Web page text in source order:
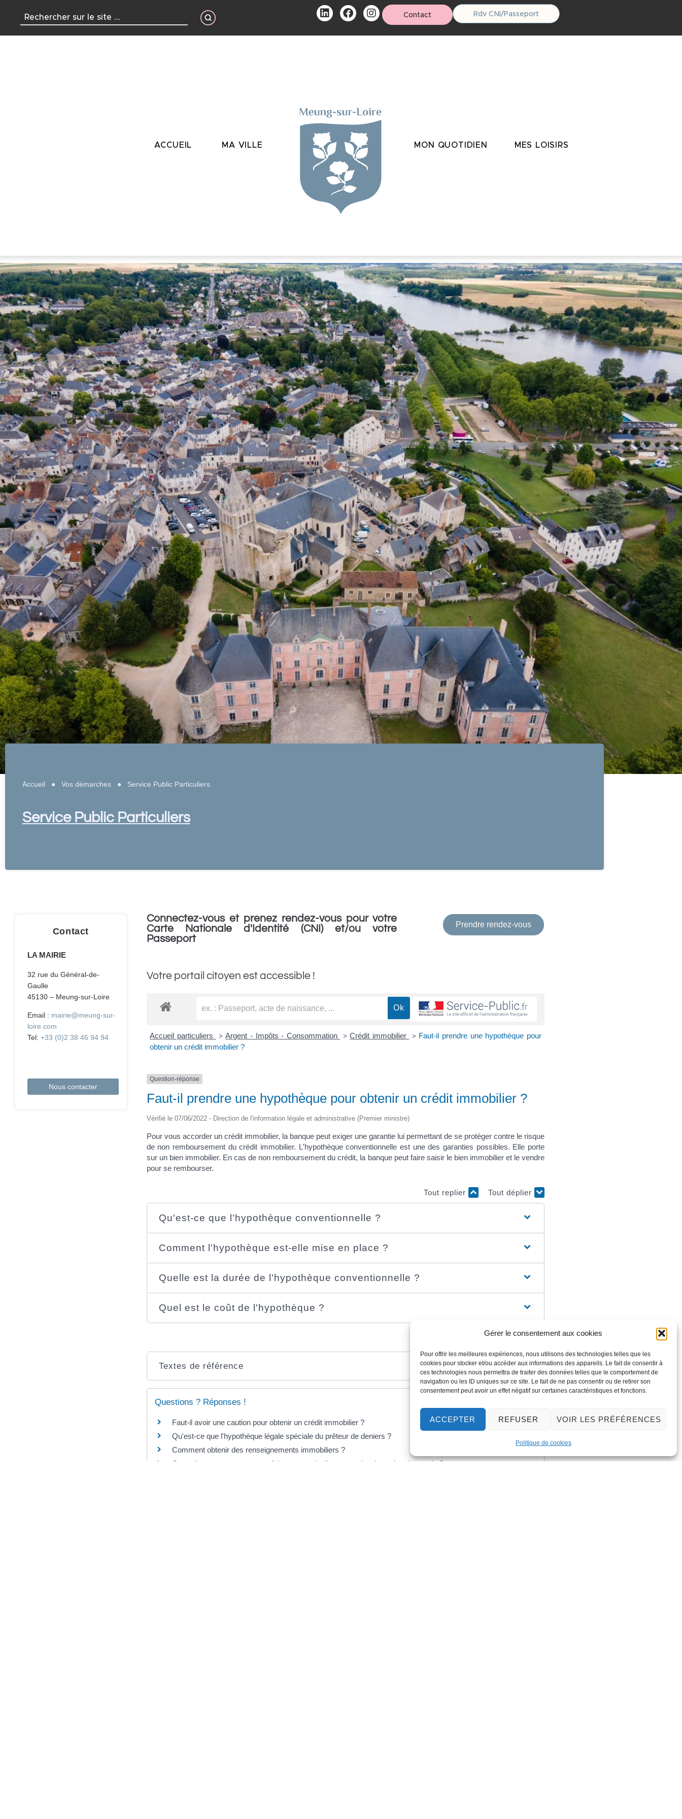
Gérer le consentement aux cookies
Pour offrir les meilleures expériences, nous utilisons des technologies telles que les
cookies pour stocker et/ou accéder aux informations des appareils. Le fait de consentir à
ces technologies nous permettra de traiter des données telles que le comportement de
navigation ou les ID uniques sur ce site. Le fait de ne pas consentir ou de retirer son
consentement peut avoir un effet négatif sur certaines caractéristiques et fonctions.
ACCEPTER REFUSER VOIR LES PRÉFÉRENCES
Politique de cookies
principal
Contact Rdv CNI/Passeport
ACCUEIL MA VILLE MON QUOTIDIEN MES LOISIRS
Accueil ● Vos démarches● Service Public Particuliers
Service Public Particuliers
Contact
LA MAIRIE
32 rue du Général-de-
Gaulle
45130 – Meung-sur-Loire
Email : mairie@meung-sur-
loire.com
Tel:+33 (0)2 38 46 94 94
Nous contacter
Connectez-vous et prenez rendez-vous pour votre
Carte Nationale d'Identité (CNI) et/ou votre
Passeport
Prendre rendez-vous
Votre portail citoyen est accessible !
Accueil particuliers > Argent - Impôts - Consommation > Crédit immobilier > Faut-il prendre une hypothèque pour
obtenir un crédit immobilier ?
Question-réponse
Faut-il prendre une hypothèque pour obtenir un crédit immobilier ?
Vérifié le 07/06/2022 - Direction de l'information légale et administrative (Premier ministre)
Pour vous accorder un crédit immobilier, la banque peut exiger une garantie lui permettant de se protéger contre le risque
de non remboursement du crédit immobilier. L'hypothèque conventionnelle est une des garanties possibles. Elle porte
sur un bien immobilier. En cas de non remboursement du crédit, la banque peut faire saisir le bien immobilier et le vendre
pour se rembourser.
Tout replier Tout déplier
Qu'est-ce que l'hypothèque conventionnelle ?
Comment l'hypothèque est-elle mise en place ?
Quelle est la durée de l'hypothèque conventionnelle ?
Quel est le coût de l'hypothèque ?
Textes de référence
Questions ? Réponses !
Faut-il avoir une caution pour obtenir un crédit immobilier ?
Qu'est-ce que l'hypothèque légale spéciale du prêteur de deniers ?
Comment obtenir des renseignements immobiliers ?
Garantie co-emprunteur : que faire en cas de divorce ou de séparation du couple ?